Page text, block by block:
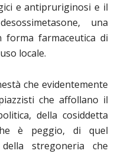
e antipruriginosi e il
una
forma farmaceutica di
locale.
che evidentemente
che affollano il
della cosiddetta
è peggio, di quel
stregoneria che